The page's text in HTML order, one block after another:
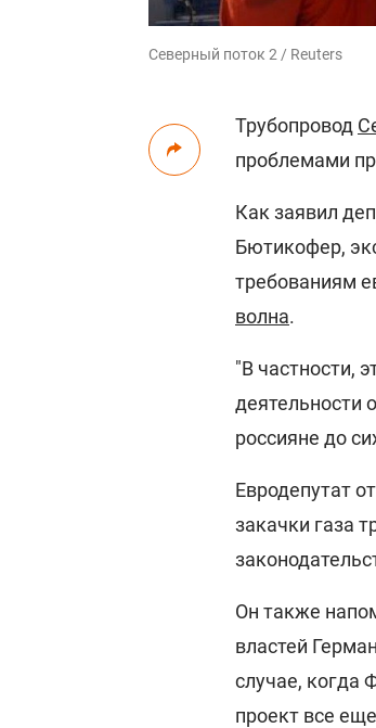
Северный поток 2 / Reuters
Трубопровод
проблемами
Как заявил
Бютикофер,
требованиям
волна.
"В частности,
деятельности
россияне до
Евродепутат
закачки газа
Он также
властей
случае, когда
проект все